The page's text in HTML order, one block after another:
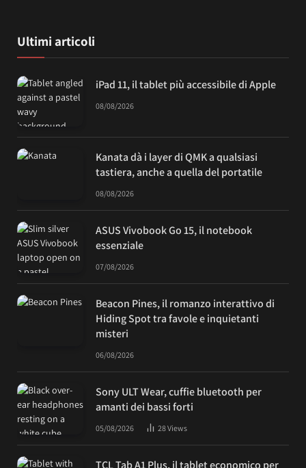
Ultimi articoli
iPad 11, il tablet più accessibile di Apple
08/08/2026
Kanata dà i layer di QMK a qualsiasi
tastiera, anche a quella del portatile
08/08/2026
ASUS Vivobook Go 15, il notebook
essenziale
07/08/2026
Beacon Pines, il romanzo interattivo di
Hiding Spot tra favole e inquietanti
misteri
06/08/2026
Sony ULT Wear, cuffie bluetooth per
amanti dei bassi forti
05/08/2026 28Views
TCL Tab A1 Plus, il tablet economico per